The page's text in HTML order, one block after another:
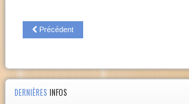
Précédent
DERNIÈRES INFOS